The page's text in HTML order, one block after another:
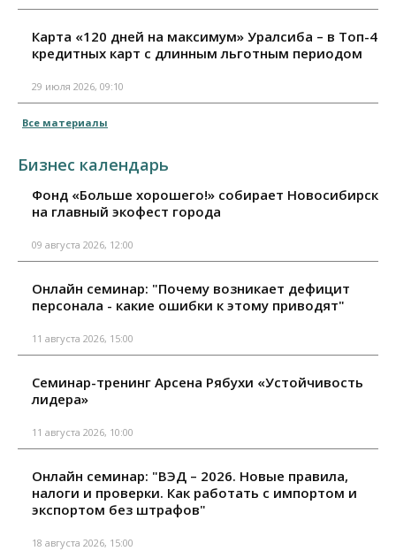
Карта «120 дней на максимум» Уралсиба – в Топ-4
кредитных карт с длинным льготным периодом
29 июля 2026, 09:10
Все материалы
Бизнес календарь
Фонд «Больше хорошего!» собирает Новосибирск
на главный экофест города
09 августа 2026, 12:00
Онлайн семинар: "Почему возникает дефицит
персонала - какие ошибки к этому приводят"
11 августа 2026, 15:00
Семинар-тренинг Арсена Рябухи «Устойчивость
лидера»
11 августа 2026, 10:00
Онлайн семинар: "ВЭД – 2026. Новые правила,
налоги и проверки. Как работать с импортом и
экспортом без штрафов"
18 августа 2026, 15:00